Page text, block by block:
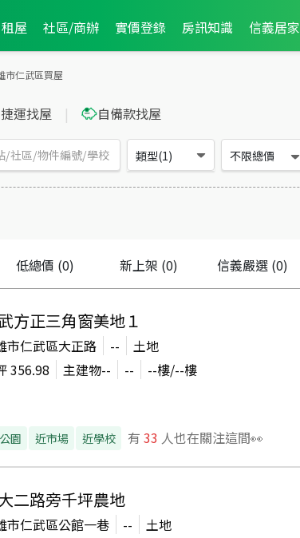
租屋 社區/商辦 實價登錄 房訊知識 信義居家
市仁武區買屋
捷運找屋 | 自備款找屋
類型(1) 不限總價
低總價 (0) 新上架 (0) 信義嚴選(0)
方正三角窗美地１
市仁武區大正路 --
土地
356.98 主建物-- -- --樓/--樓
園 近市場 近學校 有 33 人也在關注這間👀
二路旁千坪農地
市仁武區公館一巷 --
土地